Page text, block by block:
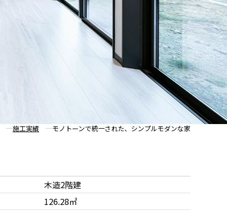
施工実績 モノトーンで統一された、シンプルモダンな家
木造2階建
126.28㎡